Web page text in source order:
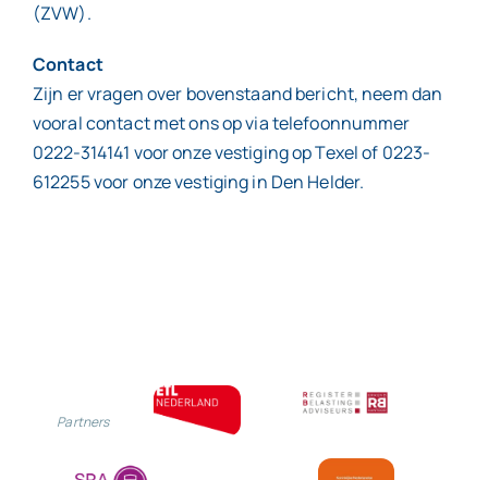
(ZVW).
Contact
Zijn er vragen over bovenstaand bericht, neem dan
vooral contact met ons op via telefoonnummer
0222-314141 voor onze vestiging op Texel of 0223-
612255 voor onze vestiging in Den Helder.
Partners